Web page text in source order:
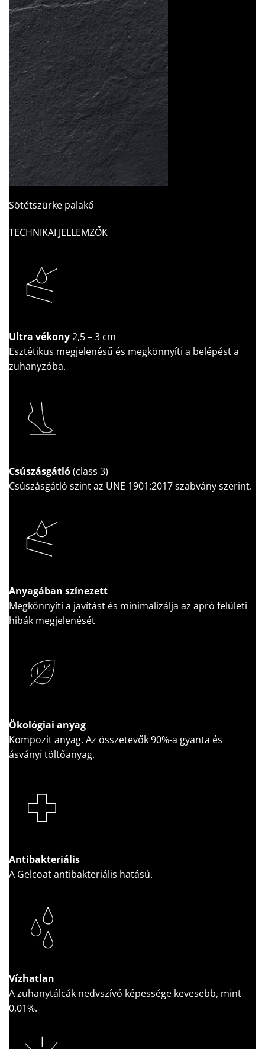
Sötétszürke palakő
TECHNIKAI JELLEMZŐK
Ultra vékony2,5 – 3 cm
Esztétikus megjelenésű és megkönnyíti a belépést a
zuhanyzóba.
Csúszásgátló(class 3)
Csúszásgátló szint az UNE 1901:2017 szabvány szerint.
Anyagában színezett
Megkönnyíti a javítást és minimalizálja az apró felületi
hibák megjelenését
Ökológiai anyag
Kompozit anyag. Az összetevők 90%-a gyanta és
ásványi töltőanyag.
Antibakteriális
A Gelcoat antibakteriális hatású.
Vízhatlan
A zuhanytálcák nedvszívó képessége kevesebb, mint
0,01%.